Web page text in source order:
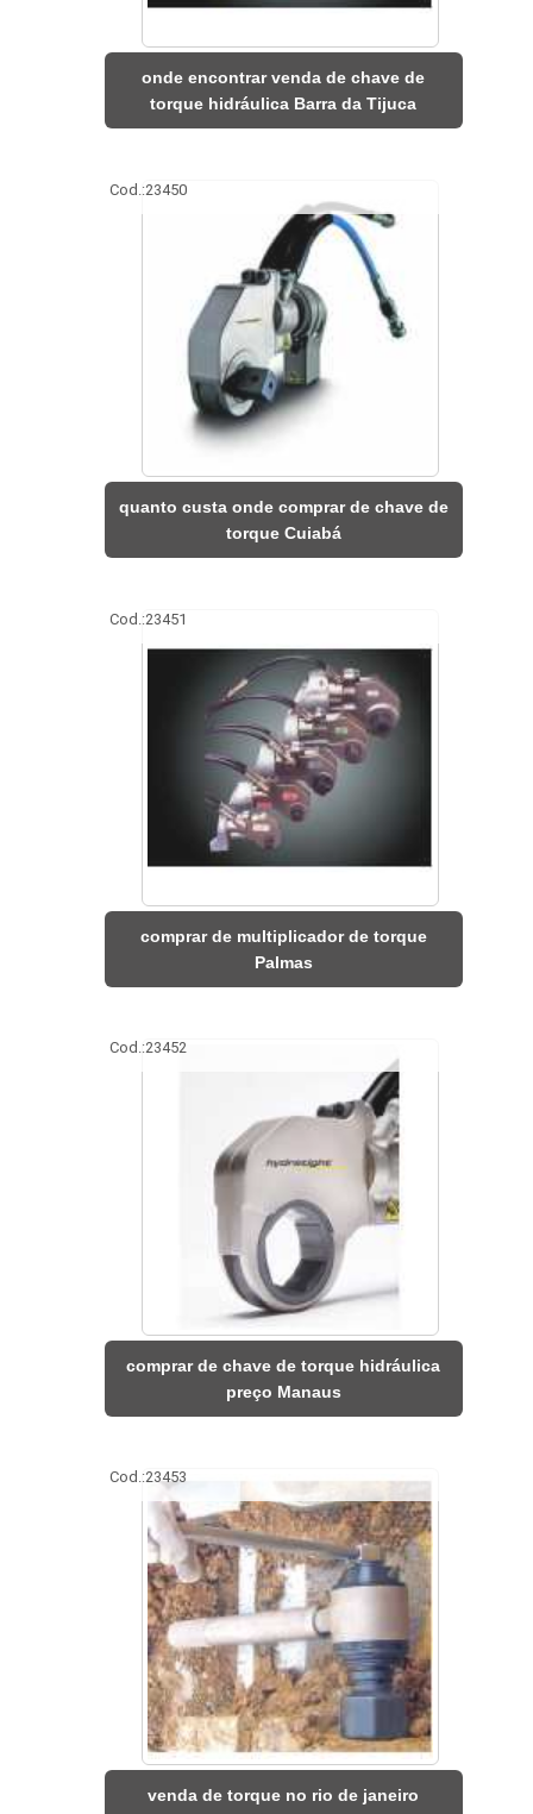
onde encontrar venda de chave de
torque hidráulica Barra da Tijuca
Cod.:23450
quanto custa onde comprar de chave de
torque Cuiabá
Cod.:23451
comprar de multiplicador de torque
Palmas
Cod.:23452
comprar de chave de torque hidráulica
preço Manaus
Cod.:23453
venda de torque no rio de janeiro